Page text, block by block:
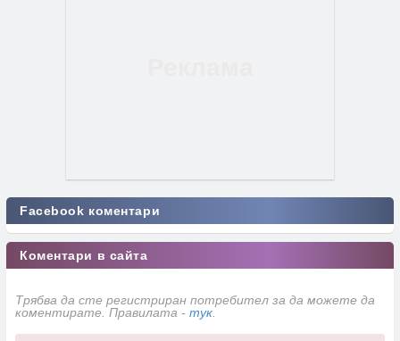
Facebook коментари
Коментари в сайта
Трябва да сте регистриран потребител за да можете да
коментирате. Правилата - тук